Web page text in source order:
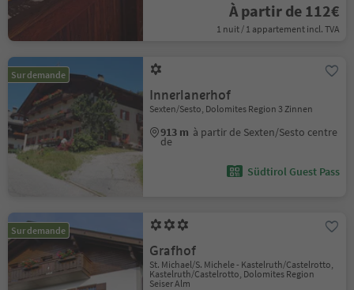
À partir de 112€
1 nuit / 1 appartement incl. TVA
Sur demande
Innerlanerhof
Sexten/Sesto, Dolomites Region 3 Zinnen
913 m à partir de Sexten/Sesto centre
de
Südtirol Guest Pass
Sur demande
Grafhof
St. Michael/S. Michele - Kastelruth/Castelrotto,
Kastelruth/Castelrotto, Dolomites Region
Seiser Alm